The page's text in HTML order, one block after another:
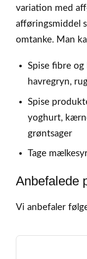
variation med
afføringsmiddel
omtanke. Man
Spise fibre og
havregryn,
Spise
yoghurt,
grøntsager
Tage
Anbefalede
Vi anbefaler